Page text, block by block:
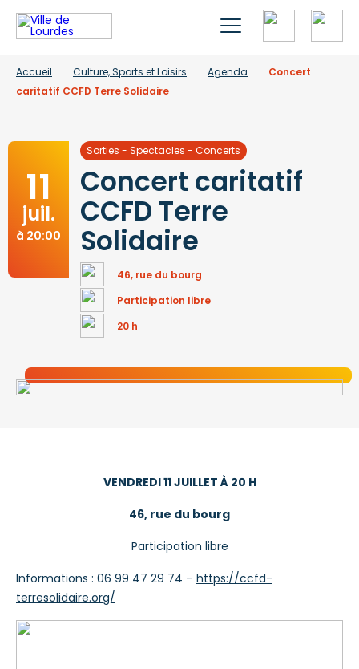
Accueil Culture, Sports et Loisirs Agenda
Concert
caritatif CCFD Terre Solidaire
11
juil.
à 20:00
Sorties - Spectacles - Concerts
Concert caritatif
CCFD Terre
Solidaire
46, rue du bourg
Participation libre
20 h
VENDREDI 11 JUILLET À 20 H
46, rue du bourg
Participation libre
Informations : 06 99 47 29 74 – https://ccfd-
terresolidaire.org/